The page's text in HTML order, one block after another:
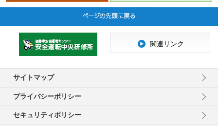
サイトマップ
プライバシーポリシー
セキュリティポリシー
関連リンク